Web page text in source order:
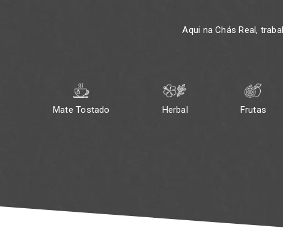
Aqui na Chás Real,
Mate Tostado Herbal Frutas